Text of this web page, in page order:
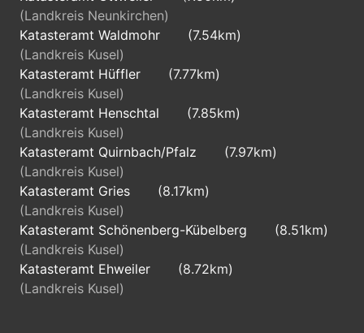
(Landkreis Neunkirchen)
Katasteramt Waldmohr
(7.54km)
(Landkreis Kusel)
Katasteramt Hüffler
(7.77km)
(Landkreis Kusel)
Katasteramt Henschtal
(7.85km)
(Landkreis Kusel)
Katasteramt Quirnbach/Pfalz
(7.97km)
(Landkreis Kusel)
Katasteramt Gries
(8.17km)
(Landkreis Kusel)
Katasteramt Schönenberg-Kübelberg
(8.51km)
(Landkreis Kusel)
Katasteramt Ehweiler
(8.72km)
(Landkreis Kusel)